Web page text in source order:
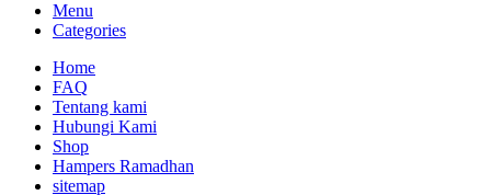
Menu
Categories
Home
FAQ
Tentang kami
Hubungi Kami
Shop
Hampers Ramadhan
sitemap